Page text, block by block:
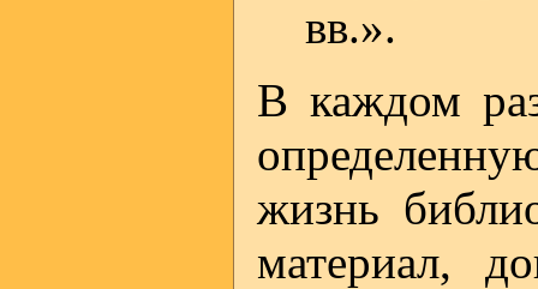
вв.».
В каждом
жизнь
материал,